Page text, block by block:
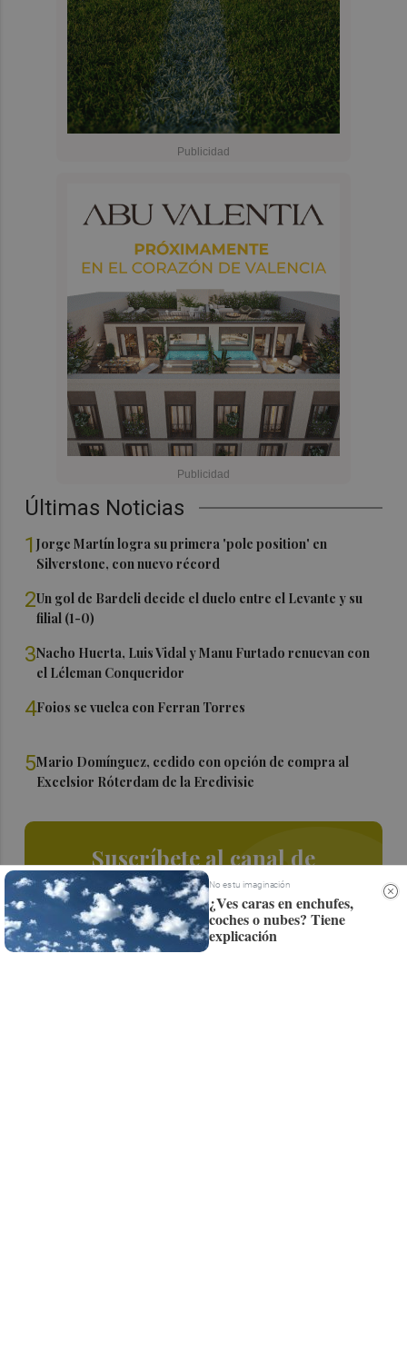
Últimas Noticias
1Jorge Martín logra su primera 'pole position' en
Silverstone, con nuevo récord
2Un gol de Bardeli decide el duelo entre el Levante y su
filial (1-0)
3Nacho Huerta, Luis Vidal y Manu Furtado renuevan con
el Léleman Conqueridor
4Foios se vuelca con Ferran Torres
5Mario Domínguez, cedido con opción de compra al
Excelsior Róterdam de la Eredivisie
Suscríbete al canal de
Whatsapp
Siempre al día de las últimas noticias
¡Quiero suscribirme!
No es tu imaginación
¿Ves caras en enchufes,
coches o nubes? Tiene
explicación